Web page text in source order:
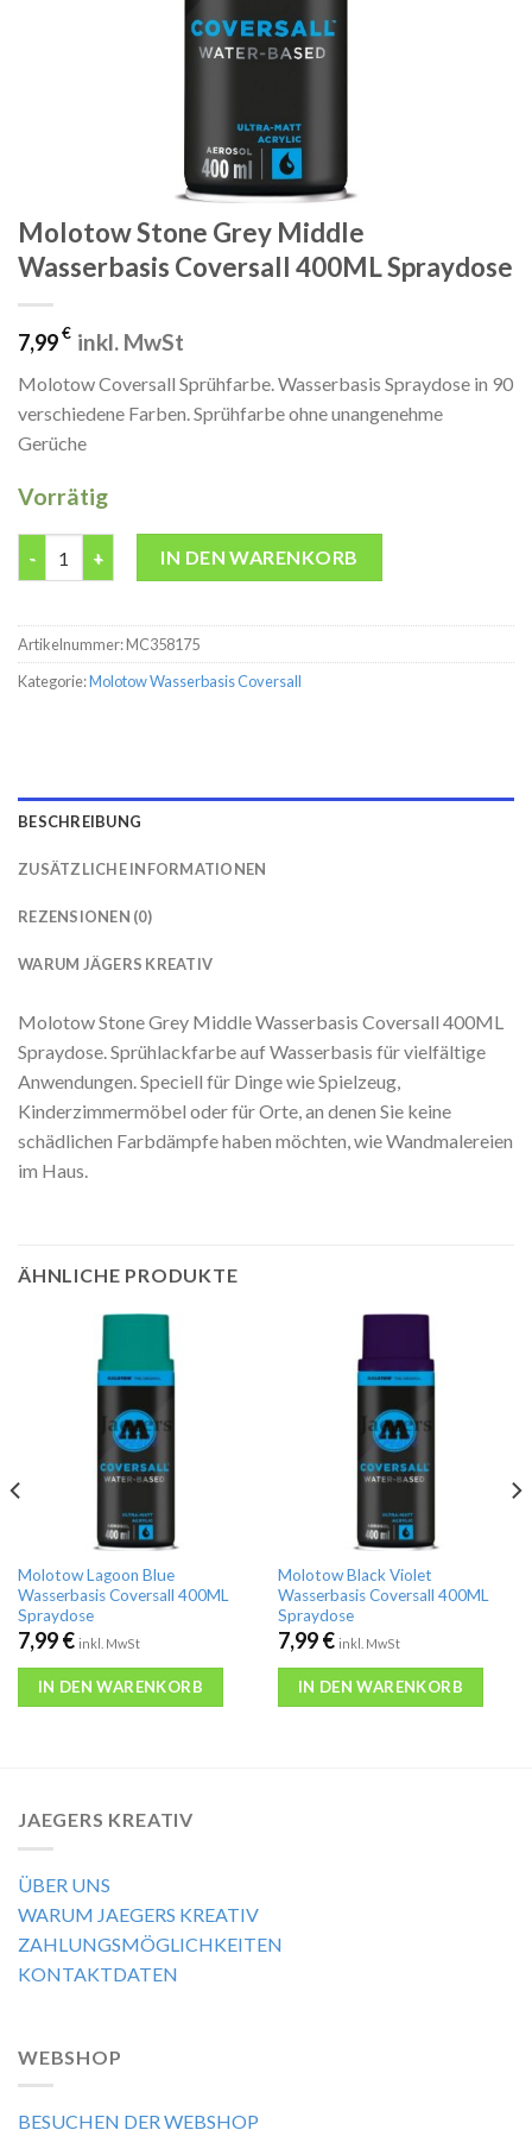
Molotow Stone Grey Middle
Wasserbasis Coversall 400ML Spraydose
7,99€ inkl. MwSt
Molotow Coversall Sprühfarbe. Wasserbasis Spraydose in 90
verschiedene Farben. Sprühfarbe ohne unangenehme
Gerüche
Vorrätig
IN DEN WARENKORB
Artikelnummer:MC358175
Kategorie:Molotow Wasserbasis Coversall
BESCHREIBUNG
ZUSÄTZLICHE INFORMATIONEN
REZENSIONEN (0)
WARUM JÄGERS KREATIV
Molotow Stone Grey Middle Wasserbasis Coversall 400ML
Spraydose. Sprühlackfarbe auf Wasserbasis für vielfältige
Anwendungen. Speciell für Dinge wie Spielzeug,
Kinderzimmermöbel oder für Orte, an denen Sie keine
schädlichen Farbdämpfe haben möchten, wie Wandmalereien
im Haus.
ÄHNLICHE PRODUKTE
Molotow Lagoon Blue
Wasserbasis Coversall 400ML
Spraydose
7,99€ inkl. MwSt
IN DEN WARENKORB
Molotow Black Violet
Wasserbasis Coversall 400ML
Spraydose
7,99€ inkl. MwSt
IN DEN WARENKORB
JAEGERS KREATIV
ÜBER UNS
WARUM JAEGERS KREATIV
ZAHLUNGSMÖGLICHKEITEN
KONTAKTDATEN
WEBSHOP
BESUCHEN DER WEBSHOP